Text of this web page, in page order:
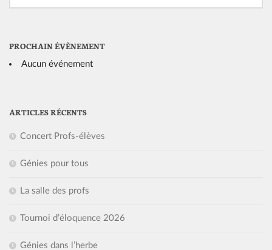
PROCHAIN ÉVÈNEMENT
Aucun événement
ARTICLES RÉCENTS
Concert Profs-élèves
Génies pour tous
La salle des profs
Tournoi d’éloquence 2026
Génies dans l’herbe